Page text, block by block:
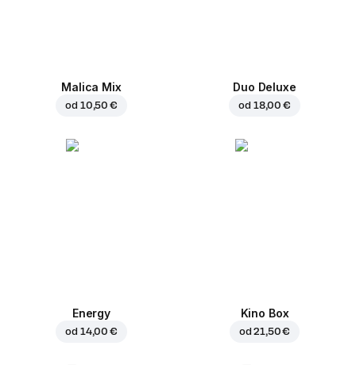
Malica Mix
od 10,50 €
Duo Deluxe
od 18,00 €
Energy
od 14,00 €
Kino Box
od21,50 €